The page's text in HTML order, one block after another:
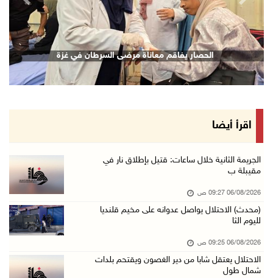
الاحتلال يقتحم قلقيلية وعزون عتمة وبيت أمين
الطقس: الحرارة أعلى من معدلها السنوي العام
06/آب/2026 07:46 ص
تواصل انتهاكات الاحتلال ومستعمريه: إصابات واع ...
الاحتلال يقتحم عورتا جنوب نابلس ويداهم منازل
إصابات وإحراق مساكن في هجوم للمستعمرين على ال ...
05/آب/2026 10:59 م
إصابة 3 مواطنين إثر اعتداء مستعمرين عليهم في ...
الوزيرة شاهين تبحث مع نظيرها المصري مستجدات ا ...
الحصار يفاقم معاناة مرضى السرطان في غزة
Next
اقرأ أيضا
الجريمة الثانية خلال ساعات: قتيل بإطلاق نار في
مقيبلة ب
06/08/2026 09:27 ص
(محدث) الاحتلال يواصل عدوانه على مخيم قلنديا
لليوم الثا
06/08/2026 09:25 ص
الاحتلال يعتقل شابا من دير الغصون ويقتحم بلدات
شمال طول